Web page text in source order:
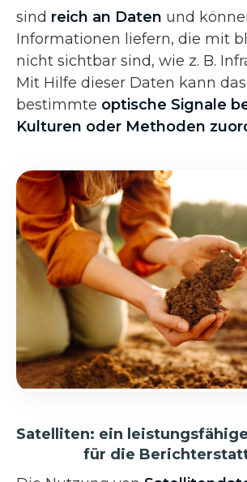
sind reich an Daten und
Informationen liefern, die mit
nicht sichtbar sind, wie z. B.
Mit Hilfe dieser Daten kann das
bestimmte optische Signale
Kulturen oder Methoden
Satelliten: ein
für die